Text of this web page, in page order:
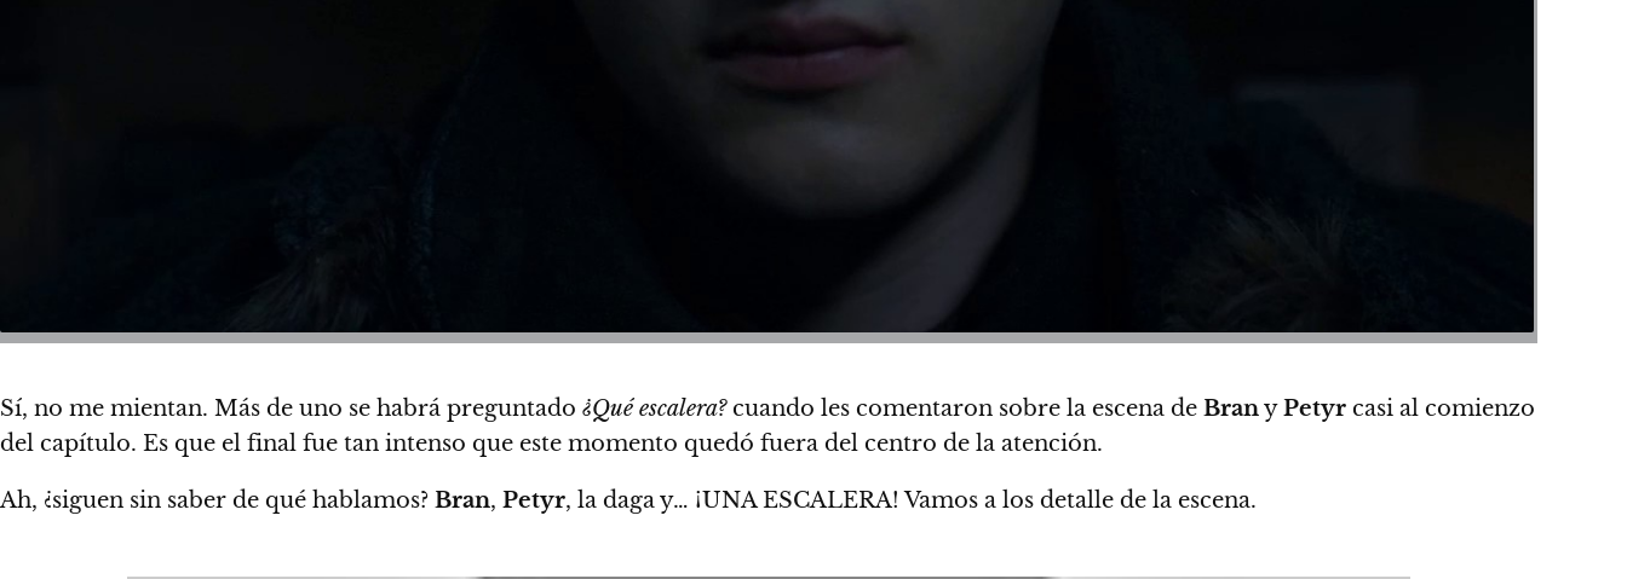
Sí, no me mientan. Más de uno se habrá preguntado ¿Qué escalera?cuando les comentaron sobre la escena de BranyPetyr casi al comienzo
del capítulo. Es que el final fue tan intenso que este momento quedó fuera del centro de la atención.
Ah, ¿siguen sin saber de qué hablamos? Bran, Petyr, la daga y… ¡UNA ESCALERA! Vamos a los detalle de la escena.